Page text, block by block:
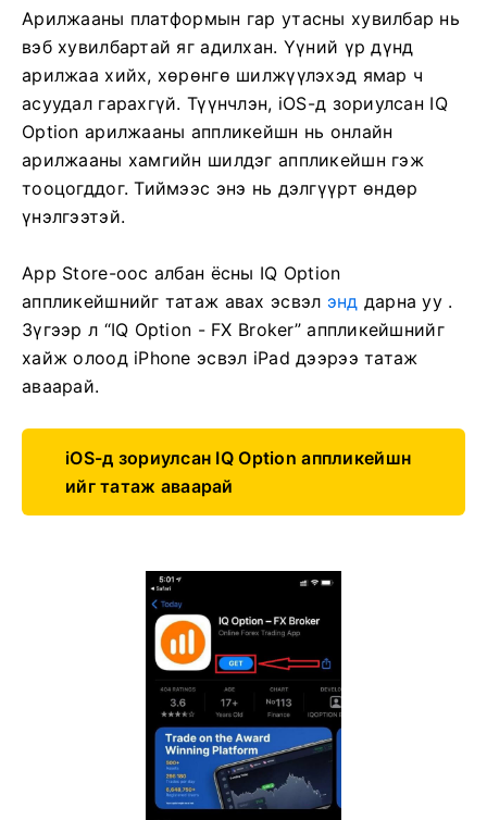
Арилжааны платформын гар утасны хувилбар нь
вэб хувилбартай яг адилхан. Үүний үр дүнд
арилжаа хийх, хөрөнгө шилжүүлэхэд ямар ч
асуудал гарахгүй. Түүнчлэн, iOS-д зориулсан IQ
Option арилжааны аппликейшн нь онлайн
арилжааны хамгийн шилдэг аппликейшн гэж
тооцогддог. Тиймээс энэ нь дэлгүүрт өндөр
үнэлгээтэй.
App Store-оос албан ёсны IQ Option
аппликейшнийг татаж авах эсвэл энд дарна уу .
Зүгээр л “IQ Option - FX Broker” аппликейшнийг
хайж олоод iPhone эсвэл iPad дээрээ татаж
аваарай.
iOS-д зориулсан IQ Option аппликейшн
ийг татаж аваарай